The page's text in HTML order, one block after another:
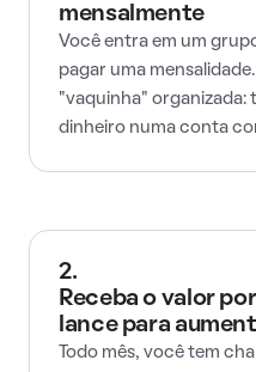
mensalmente
Você entra em um
pagar uma
"vaquinha"
dinheiro numa conta
2.
Receba o valor
lance para
Todo mês, você tem